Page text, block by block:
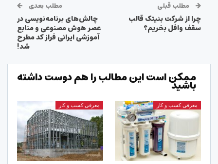
مطلب قبلی
چرا از شرکت بنیتک قالب
سقف وافل بخریم؟
مطلب بعدی
چالش‌های برنامه‌نویسی در
عصر هوش مصنوعی و منابع
آموزشی ایرانی فراز کد مطرح
شد!
ممکن است این مطالب را هم دوست داشته
باشید
معرفی کسب و کار معرفی کسب و کار